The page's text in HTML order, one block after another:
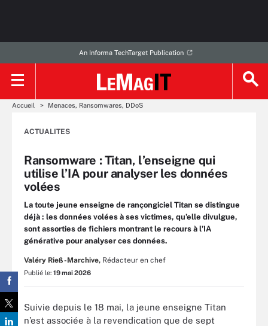
An Informa TechTarget Publication
Accueil Menaces, Ransomwares, DDoS
ACTUALITES
Ransomware : Titan, l’enseigne qui
utilise l’IA pour analyser les données
volées
La toute jeune enseigne de rançongiciel Titan se distingue
déjà : les données volées à ses victimes, qu’elle divulgue,
sont assorties de fichiers montrant le recours à l’IA
générative pour analyser ces données.
Valéry Rieß-Marchive, Rédacteur en chef
Publié le: 19 mai 2026
Suivie depuis le 18 mai, la jeune enseigne Titan
n’est associée à la revendication que de sept